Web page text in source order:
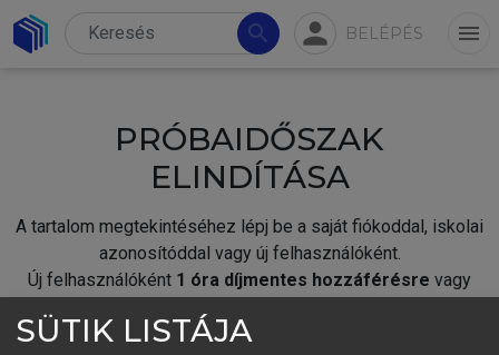
search person BELÉPÉS menu
PRÓBAIDŐSZAK
ELINDÍTÁSA
A tartalom megtekintéséhez lépj be a saját fiókoddal, iskolai
azonosítóddal vagy új felhasználóként.
Új felhasználóként 1 óra díjmentes hozzáférésre vagy
SÜTIK LISTÁJA